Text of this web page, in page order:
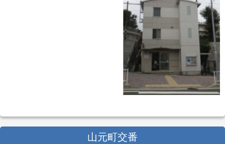
山元町交番